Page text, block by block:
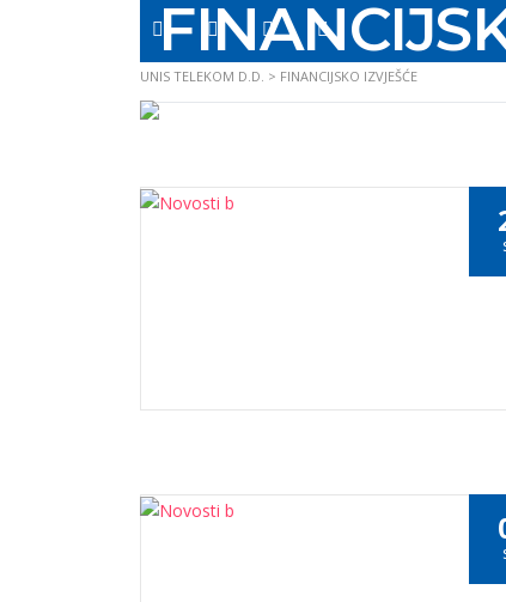
UNIS TELEKOM D.D. > FINANCIJSKO IZVJEŠĆE